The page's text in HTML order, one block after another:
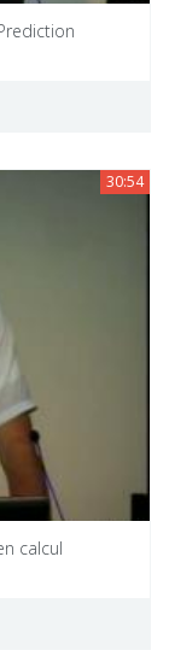
30:54
calcul